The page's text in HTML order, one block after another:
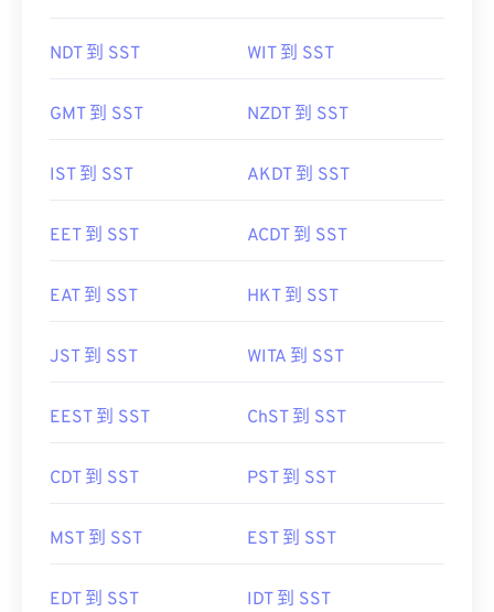
NDT 到 SST WIT 到 SST
GMT 到 SST NZDT 到 SST
IST 到 SST AKDT 到 SST
EET 到 SST ACDT 到 SST
EAT 到 SST HKT 到 SST
JST 到 SST WITA 到 SST
EEST 到 SST ChST 到 SST
CDT 到 SST PST 到 SST
MST 到 SST EST 到 SST
EDT 到 SST IDT 到 SST